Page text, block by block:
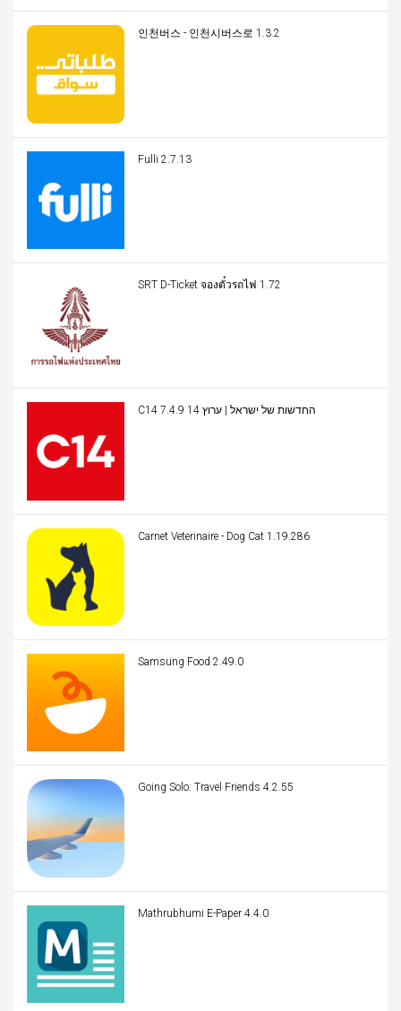
인천버스 - 인천시버스로 1.3.2
Fulli 2.7.13
SRT D-Ticket จองตั๋วรถไฟ 1.72
C14 החדשות של ישראל | ערוץ 14 7.4.9
Carnet Veterinaire - Dog Cat 1.19.286
Samsung Food 2.49.0
Going Solo: Travel Friends 4.2.55
Mathrubhumi E-Paper 4.4.0